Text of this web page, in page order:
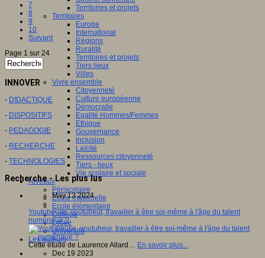
Territoires et projets
Territoires
Europe
International
Régions
Ruralité
Territoires et projets
Tiers lieux
Villes
Vivre ensemble
Citoyenneté
Culture européenne
Démocratie
Egalité Hommes/Femmes
Ethique
Gouvernance
Inclusion
Laïcité
Ressources citoyenneté
Tiers - lieux
Vie scolaire et sociale
Niveaux
Périscolaire
Ecole maternelle
Ecole élémentaire
Collège
Lycée
Université
Les auteurs
7
8
9
10
Suivant
Page 1 sur 24
INNOVER
- DIDACTIQUE
- DISPOSITIFS
- PEDAGOGIE
- RECHERCHE
- TECHNOLOGIES
Recherche - Les plus lus
May 13 2024
Youtubeuse, youtubeur, travailler à être soi-même à l'âge du talent
numérique ?
Cette étude de Laurence Allard… En savoir plus...
Dec 19 2023